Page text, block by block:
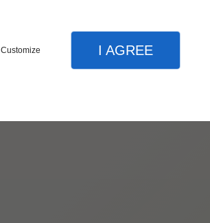
Customize I AGREE